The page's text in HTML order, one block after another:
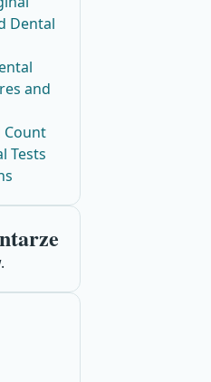
Dental
and
Count
Tests